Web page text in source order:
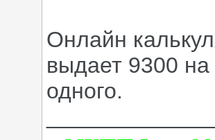
Онлайн
выдает 9300 на
одного.